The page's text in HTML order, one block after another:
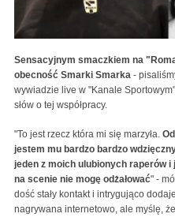
Sensacyjnym smaczkiem na
obecność Smarki Smarka -
wywiadzie live w "Kanale
słów o tej współpracy.
"To jest rzecz która mi się marzyła.
jestem mu bardzo bardzo
jeden z moich ulubionych raperów
na scenie nie mogę odżałować" -
dość stały kontakt i intrygująco
nagrywana internetowo, ale myślę,